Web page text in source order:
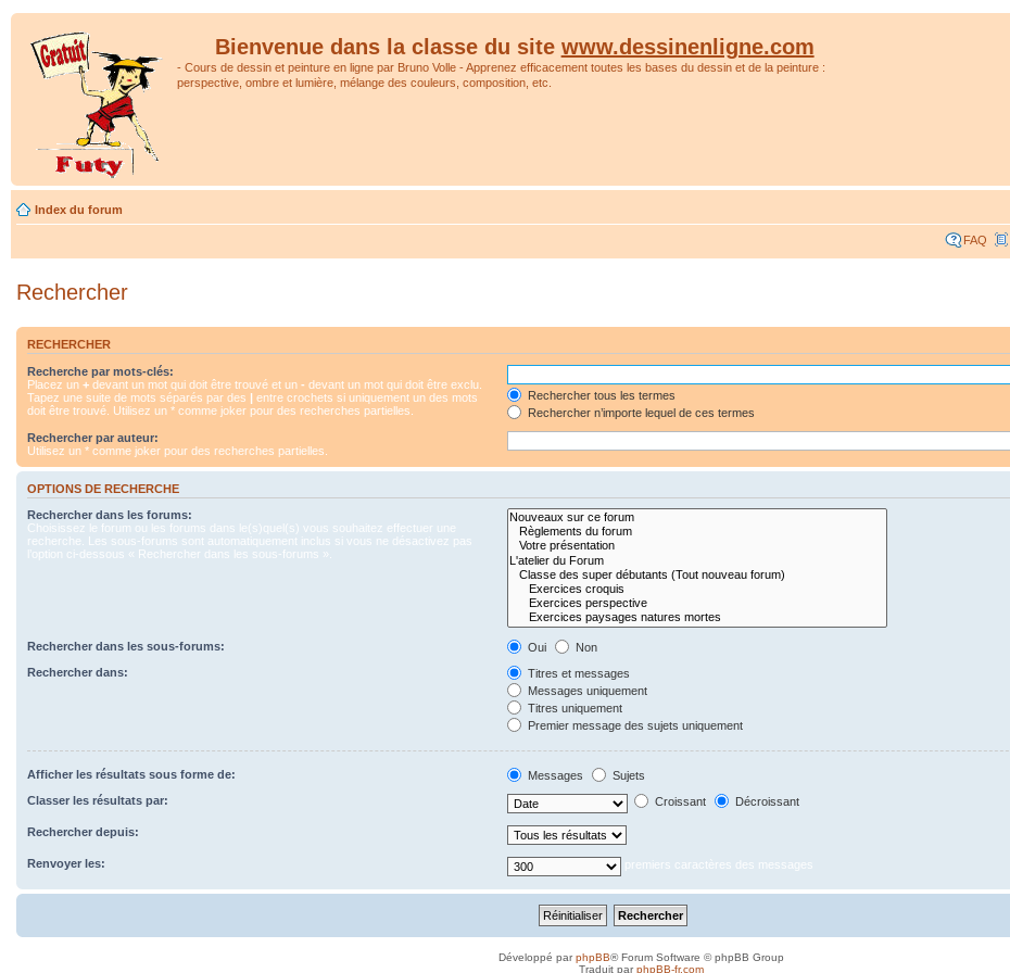
Bienvenue dans la classe du site www.dessinenligne.com
- Cours de dessin et peinture en ligne par Bruno Volle - Apprenez efficacement toutes les bases du dessin et de la peinture :
perspective, ombre et lumière, mélange des couleurs, composition, etc.
Index du forum
FAQ
Rechercher
RECHERCHER
Recherche par mots-clés:
Placez un + devant un mot qui doit être trouvé et un - devant un mot qui doit être exclu.
Tapez une suite de mots séparés par des | entre crochets si uniquement un des mots
doit être trouvé. Utilisez un * comme joker pour des recherches partielles.
Rechercher tous les termes
Rechercher n’importe lequel de ces termes
Rechercher par auteur:
Utilisez un * comme joker pour des recherches partielles.
OPTIONS DE RECHERCHE
Rechercher dans les forums:
Choisissez le forum ou les forums dans le(s)quel(s) vous souhaitez effectuer une
recherche. Les sous-forums sont automatiquement inclus si vous ne désactivez pas
l’option ci-dessous « Rechercher dans les sous-forums ».
Rechercher dans les sous-forums: Oui
Non
Rechercher dans:
Titres et messages
Messages uniquement
Titres uniquement
Premier message des sujets uniquement
Afficher les résultats sous forme de: Messages
Sujets
Classer les résultats par:
Croissant Décroissant
Rechercher depuis:
Renvoyer les: premiers caractères des messages
Développé parphpBB® Forum Software © phpBB Group
Traduit parphpBB-fr.com